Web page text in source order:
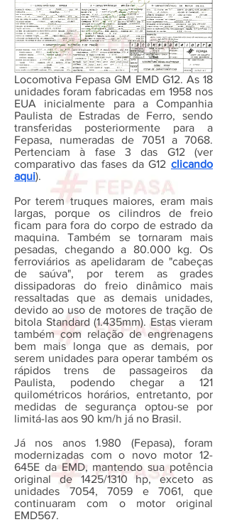
Locomotiva Fepasa GM EMD G12. As 18
unidades foram fabricadas em 1958 nos
EUA inicialmente para a Companhia
Paulista de Estradas de Ferro, sendo
transferidas posteriormente para a
Fepasa, numeradas de 7051 a 7068.
Pertenciam à fase 3 das G12 (ver
comparativo das fases da G12 clicando
aqui).
Por terem truques maiores, eram mais
largas, porque os cilindros de freio
ficam para fora do corpo de estrado da
maquina. Também se tornaram mais
pesadas, chegando a 80.000 kg. Os
ferroviários as apelidaram de "cabeças
de saúva", por terem as grades
dissipadoras do freio dinâmico mais
ressaltadas que as demais unidades,
devido ao uso de motores de tração de
bitola Standard (1.435mm). Estas vieram
também com relação de engrenagens
bem mais longa que as demais, por
serem unidades para operar também os
rápidos trens de passageiros da
Paulista, podendo chegar a 121
quilométricos horários, entretanto, por
medidas de segurança optou-se por
limitá-las aos 90 km/h já no Brasil.
Já nos anos 1.980 (Fepasa), foram
modernizadas com o novo motor 12-
645E da EMD, mantendo sua potência
original de 1425/1310 hp, exceto as
unidades 7054, 7059 e 7061, que
continuaram com o motor original
EMD567.